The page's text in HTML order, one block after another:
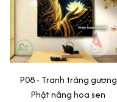
P08 - Tranh tráng gương
Phật nâng hoa sen